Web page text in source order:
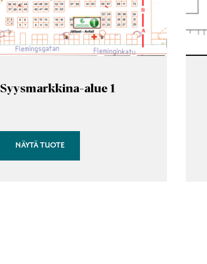
Syysmarkkina-alue 1
NÄYTÄ TUOTE
sivulla.